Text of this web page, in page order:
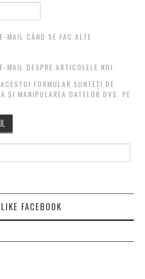
MAIL CÂND SE FAC ALTE
MAIL DESPRE ARTICOLELE NOI.
FORMULAR SUNTEȚI DE
ȘI MANIPULAREA DATELOR DVS. PE
LIKE FACEBOOK